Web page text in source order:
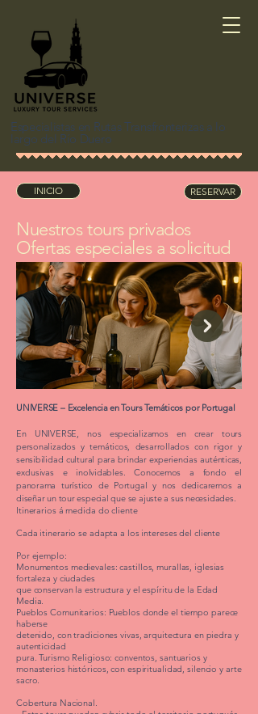
Especialistas en Rutas Transfronterizas a lo
largo del Río Duero
INICIO RESERVAR
Nuestros tours privados
Ofertas especiales a solicitud
UNIVERSE – Excelencia en Tours Temáticos por Portugal
En UNIVERSE, nos especializamos en crear tours
personalizados y temáticos, desarrollados con rigor y
sensibilidad cultural para brindar experiencias auténticas,
exclusivas e inolvidables. Conocemos a fondo el
panorama turístico de Portugal y nos dedicaremos a
diseñar un tour especial que se ajuste a sus necesidades.
Itinerarios á medida do cliente
Cada itinerario se adapta a los intereses del cliente
Por ejemplo:
Monumentos medievales: castillos, murallas, iglesias
fortaleza y ciudades
que conservan la estructura y el espíritu de la Edad
Media.
Pueblos Comunitarios: Pueblos donde el tiempo parece
haberse
detenido, con tradiciones vivas, arquitectura en piedra y
autenticidad
pura. Turismo Religioso: conventos, santuarios y
monasterios históricos, con espiritualidad, silencio y arte
sacro.
Cobertura Nacional.